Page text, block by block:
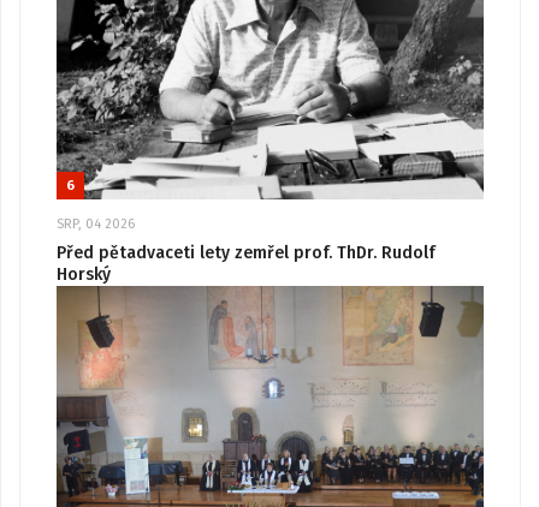
6
SRP, 04 2026
Před pětadvaceti lety zemřel prof. ThDr. Rudolf
Horský